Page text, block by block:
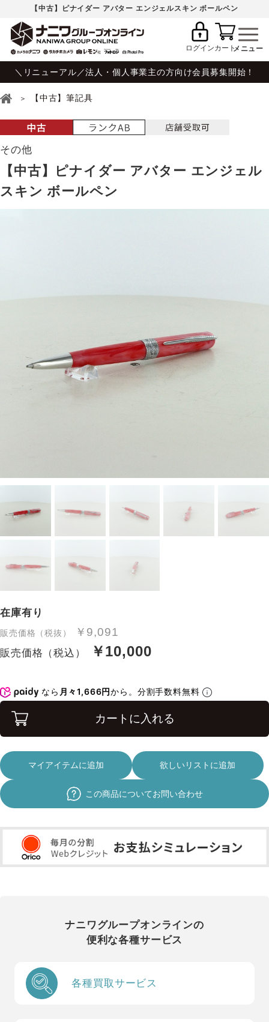
【中古】ピナイダー アバター エンジェルスキン ボールペン
ログインカート
＼リニューアル／法人・個人事業主の方向け会員募集開始！
【中古】筆記具
その他
【中古】ピナイダー アバター エンジェル
スキン ボールペン
在庫有り
販売価格（税抜） ￥9,091
販売価格（税込） ￥10,000
なら 月々1,666円から。分割手数料無料
カートに入れる
マイアイテムに追加 欲しいリストに追加
この商品についてお問い合わせ
ナニワグループオンラインの
便利な各種サービス
各種買取サービス